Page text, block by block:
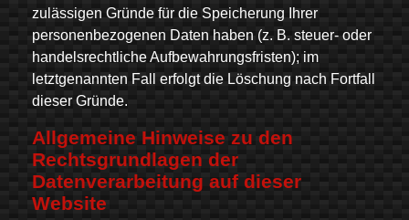
zulässigen Gründe für die Speicherung Ihrer
personenbezogenen Daten haben (z. B. steuer- oder
handelsrechtliche Aufbewahrungsfristen); im
letztgenannten Fall erfolgt die Löschung nach Fortfall
dieser Gründe.
Allgemeine Hinweise zu den
Rechtsgrundlagen der
Datenverarbeitung auf dieser
Website